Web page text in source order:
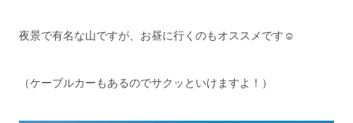
夜景で有名な山ですが、お昼に行くのもオススメです☺️
（ケーブルカーもあるのでサクッといけますよ！）